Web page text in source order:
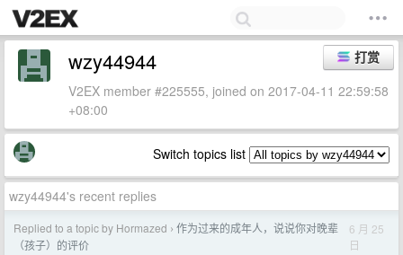
打赏
wzy44944
V2EX member #225555, joined on 2017-04-11 22:59:58
+08:00
Switch topics list
wzy44944's recent replies
Replied to a topic by Hormazed › 作为过来的成年人，说说你对晚辈
（孩子）的评价
6 月 25
日